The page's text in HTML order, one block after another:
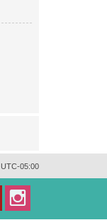
UTC-05:00